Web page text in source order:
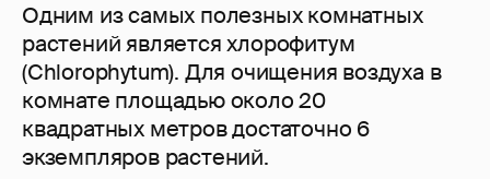
Одним из самых полезных комнатных
растений является хлорофитум
(Chlorophytum). Для очищения воздуха в
комнате площадью около 20
квадратных метров достаточно 6
экземпляров растений.